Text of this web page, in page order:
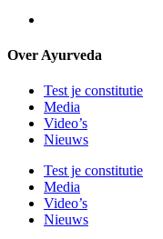
Over Ayurveda
Test je constitutie
Media
Video’s
Nieuws
Test je constitutie
Media
Video’s
Nieuws